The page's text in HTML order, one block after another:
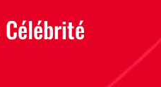
Célébrité